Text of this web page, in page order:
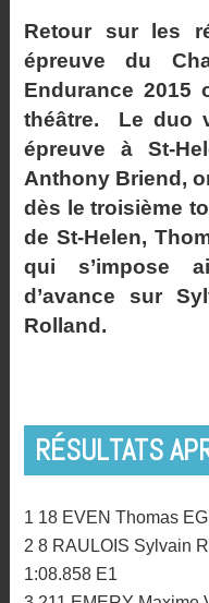
Retour sur les
épreuve du
Endurance
théâtre. Le duo
épreuve à St-
Anthony Briend,
dès le troisième
de St-Helen,
qui s’impose
d’avance sur
Rolland.
RÉSULTATS
1 18 EVEN Thomas
2 8 RAULOIS Sylvain
1:08.858 E1